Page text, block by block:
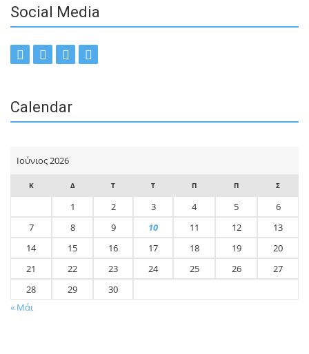
Social Media
Calendar
Ιούνιος 2026
Κ Δ Τ Τ Π Π Σ
1 2 3 4 5
6
7
8 9 10 11 12
13
14
15 16 17 18 19
20
21
22 23 24 25 26
27
28
29
30
« Μάι